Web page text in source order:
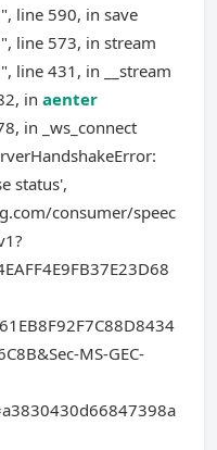
line 590, in save
line 573, in stream
line 431, in __stream
in aenter
in _ws_connect
status',
consumer/speec
MS-GEC-